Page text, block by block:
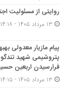
روایتی از مسئولیت
پیام مازیار معدولی
پتروشیمی شهید
فرارسیدن اربعین